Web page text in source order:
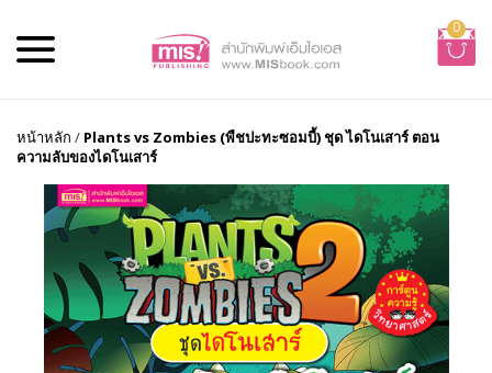
0
หน้าหลัก / Plants vs Zombies (พืชปะทะซอมบี้) ชุด ไดโนเสาร์ ตอน
ความลับของไดโนเสาร์